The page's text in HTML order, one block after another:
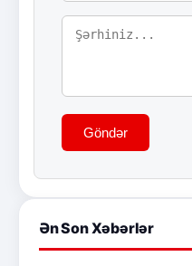
Göndər
Ən Son Xəbərlər